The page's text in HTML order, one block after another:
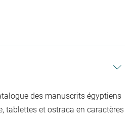
des manuscrits égyptiens
tablettes et ostraca en caractères